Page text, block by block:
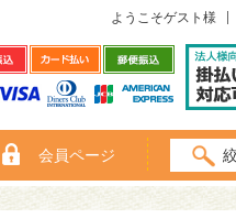
ようこそゲスト様
会員ページ